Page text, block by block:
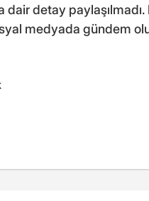
dair detay
medyada gündem